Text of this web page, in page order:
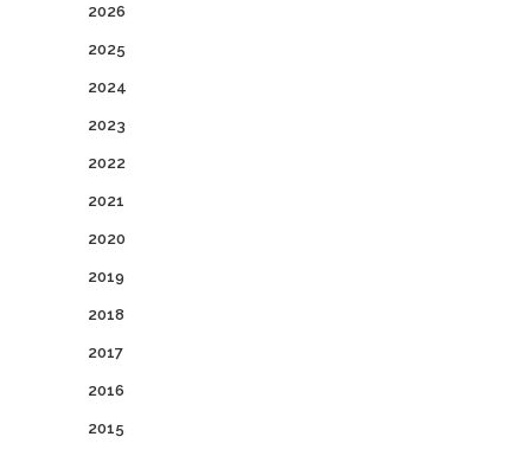
2026
2025
2024
2023
2022
2021
2020
2019
2018
2017
2016
2015